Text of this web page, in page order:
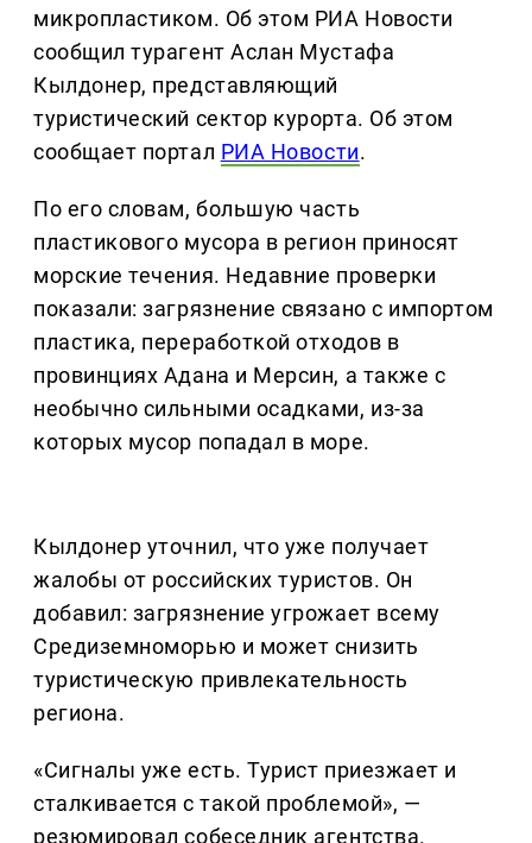
микропластиком. Об этом РИА Новости
сообщил турагент Аслан Мустафа
Кылдонер, представляющий
туристический сектор курорта. Об этом
сообщает портал РИА Новости.
По его словам, большую часть
пластикового мусора в регион приносят
морские течения. Недавние проверки
показали: загрязнение связано с импортом
пластика, переработкой отходов в
провинциях Адана и Мерсин, а также с
необычно сильными осадками, из-за
которых мусор попадал в море.
Кылдонер уточнил, что уже получает
жалобы от российских туристов. Он
добавил: загрязнение угрожает всему
Средиземноморью и может снизить
туристическую привлекательность
региона.
«Сигналы уже есть. Турист приезжает и
сталкивается с такой проблемой», —
резюмировал собеседник агентства.